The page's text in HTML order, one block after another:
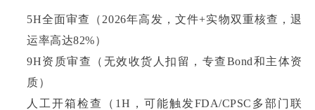
5H全面审查（2026年高发，文件+实物双重核查，退
运率高达82%）
9H资质审查（无效收货人扣留，专查Bond和主体资
质）
人工开箱检查（1H，可能触发FDA/CPSC多部门联